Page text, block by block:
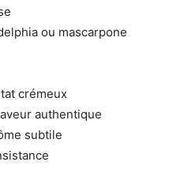
ou mascarpone
crémeux
authentique
subtile